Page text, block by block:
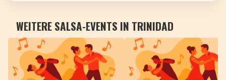
WEITERE SALSA-EVENTS IN TRINIDAD